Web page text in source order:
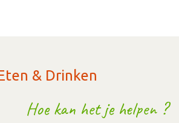
& Drinken
Hoe kan het je helpen ?